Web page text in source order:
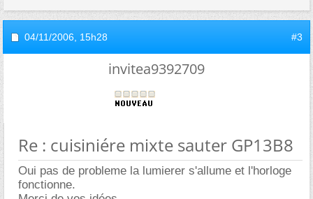
04/11/2006, 15h28 #3
invitea9392709
Re : cuisiniére mixte sauter GP13B8
Oui pas de probleme la lumierer s'allume et l'horloge
fonctionne.